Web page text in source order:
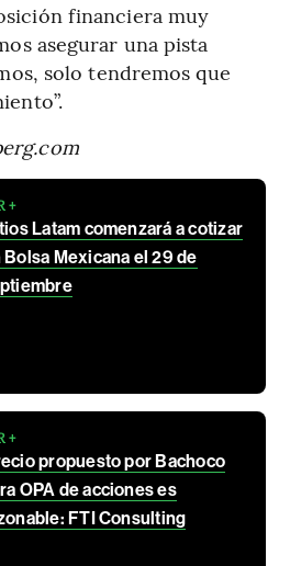
financiera muy
asegurar una pista
solo tendremos que
+
Latam comenzará a cotizar
Bolsa Mexicana el 29 de
+
propuesto por Bachoco
OPA de acciones es
FTI Consulting